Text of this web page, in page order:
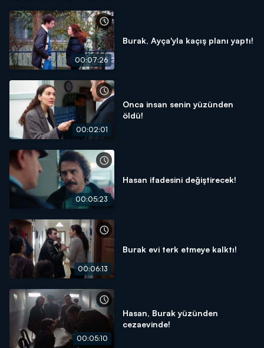
00:07:26
Burak, Ayça'yla kaçış planı yaptı!
00:02:01
Onca insan senin yüzünden
öldü!
00:05:23
Hasan ifadesini değiştirecek!
00:06:13
Burak evi terk etmeye kalktı!
00:05:10
Hasan, Burak yüzünden
cezaevinde!